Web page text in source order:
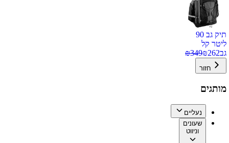
תיק גב 90
ליטר קל
גב
₪262
₪349
חזור
מותגים
נעליים
שעונים
וניווט